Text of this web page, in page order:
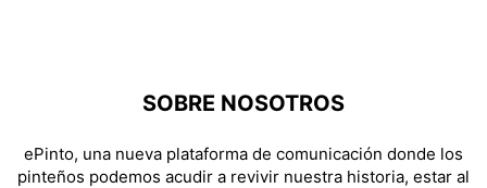
SOBRE NOSOTROS
ePinto, una nueva plataforma de comunicación donde los
pinteños podemos acudir a revivir nuestra historia, estar al